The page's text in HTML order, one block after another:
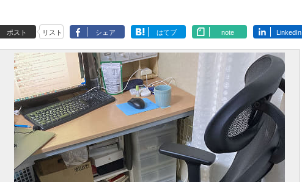
ポスト リスト シェア はてブ note LinkedIn